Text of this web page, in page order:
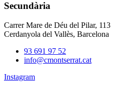
Secundària
Carrer Mare de Déu del Pilar, 113
Cerdanyola del Vallès, Barcelona
93 691 97 52
info@cmontserrat.cat
Instagram